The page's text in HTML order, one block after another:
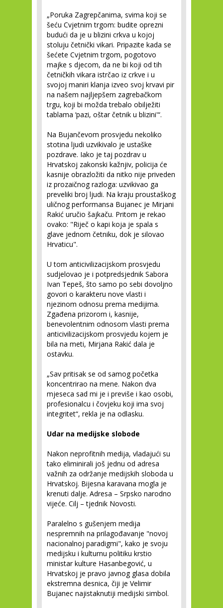
„Poruka Zagrepčanima, svima koji se
šeću Cvjetnim trgom: budite oprezni
budući da je u blizini crkva u kojoj
stoluju četnički vikari. Pripazite kada se
šećete Cvjetnim trgom, pogotovo
majke s djecom, da ne bi koji od tih
četničkih vikara istrčao iz crkve i u
svojoj maniri klanja izveo svoj krvavi pir
na našem najljepšem zagrebačkom
trgu, koji bi možda trebalo obilježiti
tablama ‘pazi, oštar četnik u blizini'“.
Na Bujančevom prosvjedu nekoliko
stotina ljudi uzvikivalo je ustaške
pozdrave. Iako je taj pozdrav u
Hrvatskoj zakonski kažnjiv, policija će
kasnije obrazložiti da nitko nije priveden
iz prozaičnog razloga: uzvikivao ga
preveliki broj ljudi. Na kraju proustaškog
uličnog performansa Bujanec je Mirjani
Rakić uručio šajkaču. Pritom je rekao
ovako: "Riječ o kapi koja je spala s
glave jednom četniku, dok je silovao
Hrvaticu".
U tom anticivilizacijskom prosvjedu
sudjelovao je i potpredsjednik Sabora
Ivan Tepeš, što samo po sebi dovoljno
govori o karakteru nove vlasti i
njezinom odnosu prema medijima.
Zgađena prizorom i, kasnije,
benevolentnim odnosom vlasti prema
anticivilizacijskom prosvjedu kojem je
bila na meti, Mirjana Rakić dala je
ostavku.
„Sav pritisak se od samog početka
koncentrirao na mene. Nakon dva
mjeseca sad mi je i previše i kao osobi,
profesionalcu i čovjeku koji ima svoj
integritet“, rekla je na odlasku.
Udar na medijske slobode
Nakon neprofitnih medija, vladajući su
tako eliminirali još jednu od adresa
važnih za održanje medijskih sloboda u
Hrvatskoj. Bijesna karavana mogla je
krenuti dalje. Adresa – Srpsko narodno
vijeće. Cilj – tjednik Novosti.
Paralelno s gušenjem medija
nespremnih na prilagođavanje "novoj
nacionalnoj paradigmi", kako je svoju
medijsku i kulturnu politiku krstio
ministar kulture Hasanbegović, u
Hrvatskoj je pravo javnog glasa dobila
ekstremna desnica, čiji je Velimir
Bujanec najistaknutiji medijski simbol.